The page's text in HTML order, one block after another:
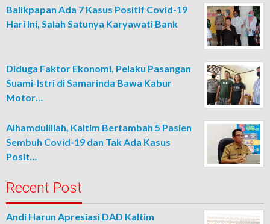
Balikpapan Ada 7 Kasus Positif Covid-19
Hari Ini, Salah Satunya Karyawati Bank
Diduga Faktor Ekonomi, Pelaku Pasangan
Suami-Istri di Samarinda Bawa Kabur
Motor…
Alhamdulillah, Kaltim Bertambah 5 Pasien
Sembuh Covid-19 dan Tak Ada Kasus
Posit…
Recent Post
Andi Harun Apresiasi DAD Kaltim